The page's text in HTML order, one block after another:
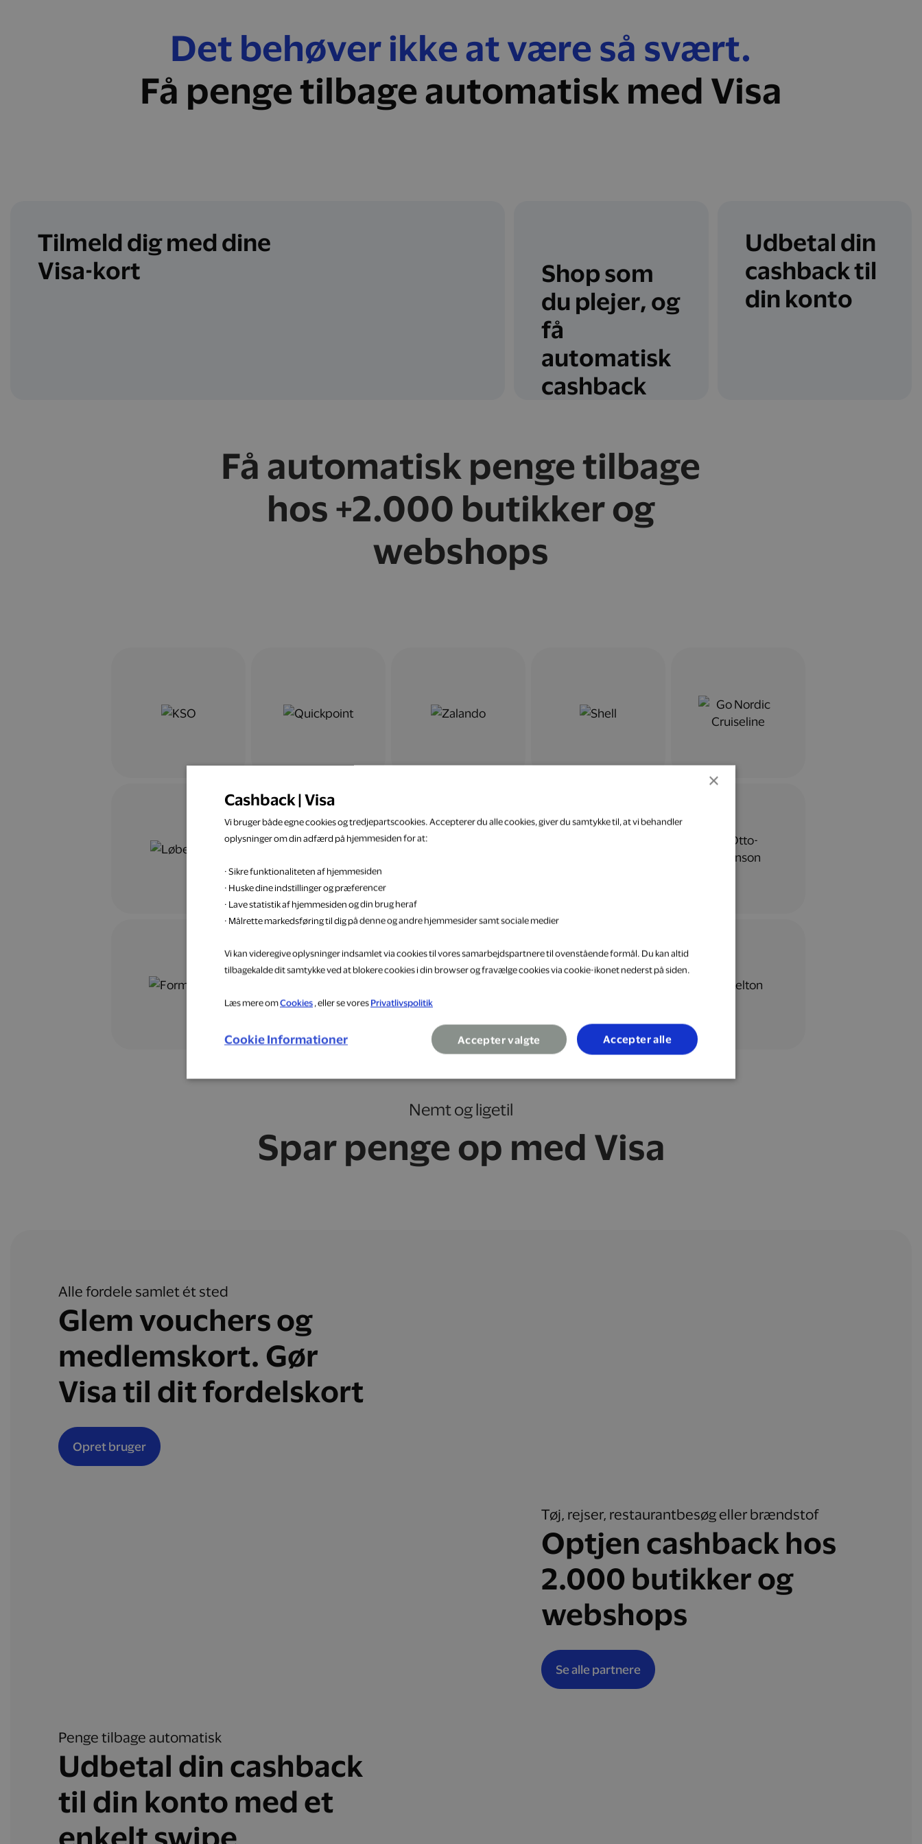
Det behøver ikke at være så svært.
Få penge tilbage automatisk med Visa
Tilmeld dig med dine
Visa-kort
Shop som
du plejer, og
få
automatisk
cashback
Udbetal din
cashback til
din konto
Få automatisk penge tilbage
hos +2.000 butikker og
webshops
Nemt og ligetil
Spar penge op med Visa
Alle fordele samlet ét sted
Glem vouchers og
medlemskort. Gør
Visa til dit fordelskort
Opret bruger
Tøj, rejser, restaurantbesøg eller brændstof
Optjen cashback hos
2.000 butikker og
webshops
Se alle partnere
Penge tilbage automatisk
Udbetal din cashback
til din konto med et
enkelt swipe
×
Cashback | Visa
Vi bruger både egne cookies og tredjepartscookies. Accepterer du alle cookies, giver du samtykke til, at vi behandler
oplysninger om din adfærd på hjemmesiden for at:
· Sikre funktionaliteten af hjemmesiden
· Huske dine indstillinger og præferencer
· Lave statistik af hjemmesiden og din brug heraf
· Målrette markedsføring til dig på denne og andre hjemmesider samt sociale medier
Vi kan videregive oplysninger indsamlet via cookies til vores samarbejdspartnere til ovenstående formål. Du kan altid
tilbagekalde dit samtykke ved at blokere cookies i din browser og fravælge cookies via cookie-ikonet nederst på siden.
Læs mere omCookies , eller se vores Privatlivspolitik
Accepter alle
Accepter valgte
Cookie Informationer